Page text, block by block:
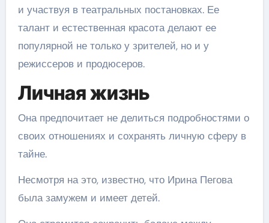
и участвуя в театральных постановках. Ее
талант и естественная красота делают ее
популярной не только у зрителей, но и у
режиссеров и продюсеров.
Личная жизнь
Она предпочитает не делиться подробностями о
своих отношениях и сохранять личную сферу в
тайне.
Несмотря на это, известно, что Ирина Пегова
была замужем и имеет детей.